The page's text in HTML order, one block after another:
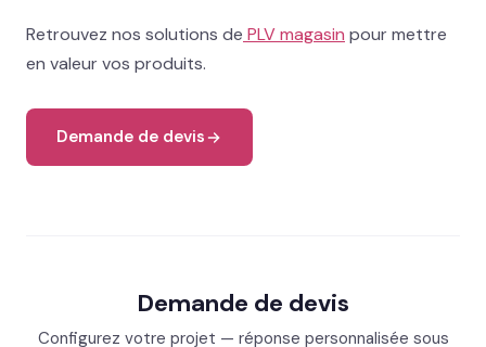
Retrouvez nos solutions de PLV magasin pour mettre
en valeur vos produits.
Demande de devis
Demande de devis
Configurez votre projet — réponse personnalisée sous